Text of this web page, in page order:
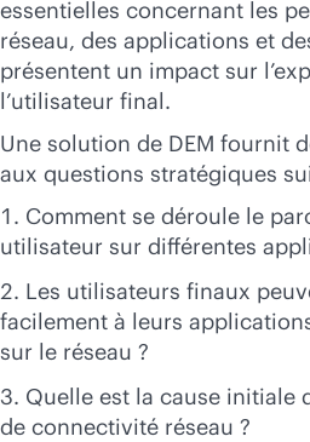
essentielles concernant les
réseau, des applications et
présentent un impact sur
l’utilisateur final.
Une solution de DEM fournit
aux questions stratégiques
Comment se déroule le
utilisateur sur différentes
Les utilisateurs finaux
facilement à leurs
sur le réseau ?
Quelle est la cause initiale
de connectivité réseau ?